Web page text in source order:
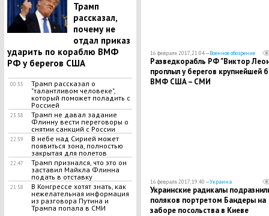
Трамп
рассказал,
почему не
отдал приказ
ударить по кораблю ВМФ
РФ у берегов США
00:35
Трамп рассказал о
"талантливом человеке",
который поможет поладить с
Россией
23:38
Трамп не давал задание
Флинну вести переговоры о
снятии санкций с России
22:59
В небе над Сирией может
появиться зона, полностью
закрытая для полетов
22:47
Трамп признался, что это он
заставил Майкла Флинна
подать в отставку
21:58
В Конгрессе хотят знать, как
нежелательная информация
из разговора Путина и
Трампа попала в СМИ
16 февраля 2017, 21:04 —Военное обозрение
Разведкорабль РФ "Виктор
проплыл у берегов крупнейшей
ВМФ США – СМИ
16 февраля 2017, 19:40 —Украина
Украинские радикалы
поляков портретом Бандеры на
заборе посольства в Киеве